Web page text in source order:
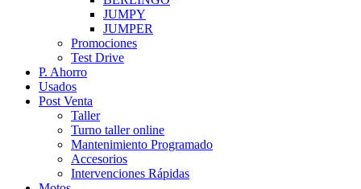
JUMPY
JUMPER
Promociones
Test Drive
P. Ahorro
Usados
Post Venta
Taller
Turno taller online
Mantenimiento Programado
Accesorios
Intervenciones Rápidas